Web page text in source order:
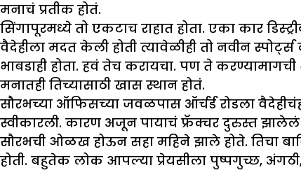
मनाचं प्रतीक होतं.
सिंगापूरमध्ये तो एकटाच राहात होता. एका कार
वैदेहीला मदत केली होती त्यावेळीही तो नवीन
भाबडाही होता. हवं तेच करायचा. पण ते
मनातही तिच्यासाठी खास स्थान होतं.
सौरभच्या ऑफिसच्या जवळपास ऑर्चर्ड रोडला
स्वीकारली. कारण अजून पायाचं फ्रॅक्चर दुरुस्त झालेलं
सौरभची ओळख होऊन सहा महिने झाले होते. तिचा
होती. बहुतेक लोक आपल्या प्रेयसीला पुष्पगुच्छ,